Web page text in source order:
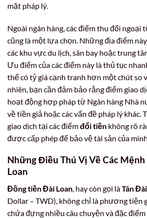
mặt pháp lý.
Ngoài ngân hàng, các điểm thu đổi ngoại
cũng là một lựa chọn. Những địa điểm
các khu vực du lịch, sân bay hoặc trung
Ưu điểm của các điểm này là thủ tục
thể có tỷ giá cạnh tranh hơn một chút so
nhiên, bạn cần đảm bảo rằng điểm giao
hoạt động hợp pháp từ Ngân hàng Nhà
về tiền giả hoặc các vấn đề pháp lý khác.
giao dịch tại các điểmđổi tiền không rõ
được cấp phép để bảo vệ tài sản của mình.
Những Điều Thú Vị Về Các
Loan
Đồng tiền Đài Loan, hay còn gọi làTân
Dollar – TWD), không chỉ là phương tiện
chứa đựng nhiều câu chuyện và đặc